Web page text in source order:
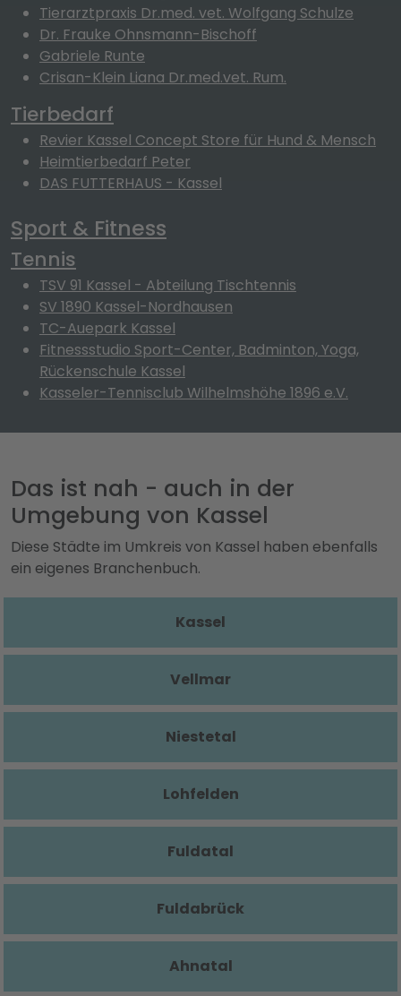
Tierarztpraxis Dr.med. vet. Wolfgang Schulze
Dr. Frauke Ohnsmann-Bischoff
Gabriele Runte
Crisan-Klein Liana Dr.med.vet. Rum.
Tierbedarf
Revier Kassel Concept Store für Hund & Mensch
Heimtierbedarf Peter
DAS FUTTERHAUS - Kassel
Sport & Fitness
Tennis
TSV 91 Kassel - Abteilung Tischtennis
SV 1890 Kassel-Nordhausen
TC-Auepark Kassel
Fitnessstudio Sport-Center, Badminton, Yoga,
Rückenschule Kassel
Kasseler-Tennisclub Wilhelmshöhe 1896 e.V.
Das ist nah - auch in der
Umgebung von Kassel
Diese Städte im Umkreis von Kassel haben ebenfalls
ein eigenes Branchenbuch.
Kassel
Vellmar
Niestetal
Lohfelden
Fuldatal
Fuldabrück
Ahnatal